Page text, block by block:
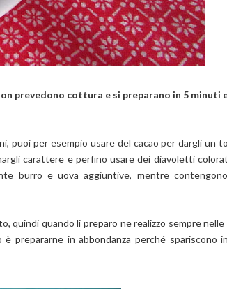
prevedono cottura e si preparano in 5 minuti
puoi per esempio usare del cacao per dargli un
carattere e perfino usare dei diavoletti
burro e uova aggiuntive, mentre
quindi quando li preparo ne realizzo sempre nelle
prepararne in abbondanza perché spariscono